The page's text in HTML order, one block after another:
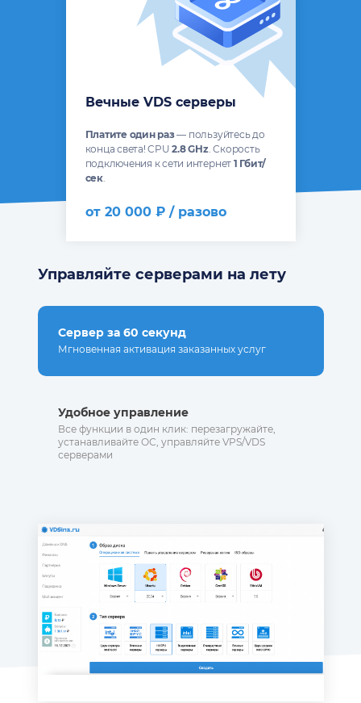
Вечные VDS серверы
Платите один раз— пользуйтесь до
конца света! CPU2.8 GHz . Скорость
подключения к сети интернет 1 Гбит/
сек.
от 20 000 ₽ / разово
Управляйте серверами на лету
Сервер за 60 секунд
Мгновенная активация заказанных услуг
Удобное управление
Все функции в один клик: перезагружайте,
устанавливайте ОС, управляйте VPS/VDS
серверами